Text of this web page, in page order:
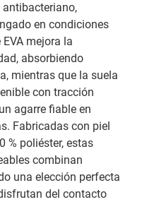
en condiciones
mejora la
absorbiendo
mientras que la suela
con tracción
agarre fiable en
Fabricadas con piel
% poliéster, estas
combinan
una elección perfecta
del contacto